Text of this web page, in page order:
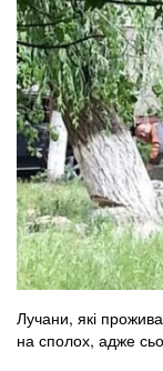
Лучани, які
на сполох, адже